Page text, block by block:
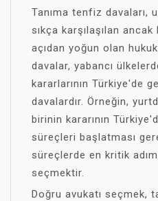
Tanıma tenfiz davaları,
sıkça karşılaşılan
açıdan yoğun olan
davalar, yabancı
kararlarının Türkiye'de
davalardır. Örneğin,
birinin kararının
süreçleri başlatması
süreçlerde en kritik
seçmektir.
Doğru avukatı seçmek,